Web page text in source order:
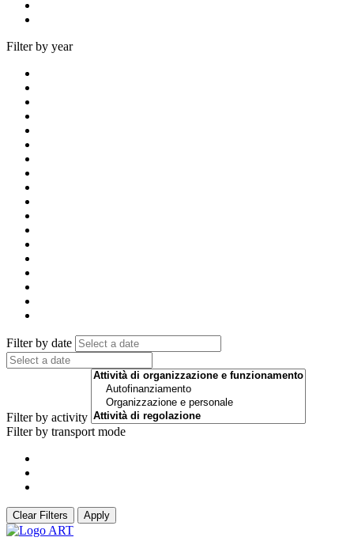
Filter by year
Filter by date
Filter by activity
Filter by transport mode
Clear Filters Apply